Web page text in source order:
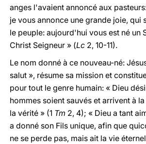
anges l'avaient annoncé aux
je vous annonce une grande joie, qui
le peuple: aujourd'hui vous est né un
Christ Seigneur » (Lc 2, 10-11).
Le nom donné à ce nouveau-né:
salut », résume sa mission et
pour tout le genre humain: « Dieu
hommes soient sauvés et arrivent à
la vérité » (1 Tm 2, 4); « Dieu a tant
a donné son Fils unique, afin que
ne se perde pas, mais ait la vie